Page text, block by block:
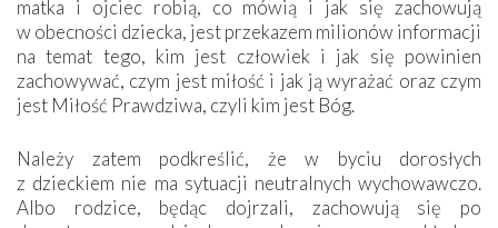
matka i ojciec robią, co mówią i jak się zachowują
w obecności dziecka, jest przekazem milionów informacji
na temat tego, kim jest człowiek i jak się powinien
zachowywać, czym jest miłość i jak ją wyrażać oraz czym
jest Miłość Prawdziwa, czyli kim jest Bóg.
Należy zatem podkreślić, że w byciu dorosłych
z dzieckiem nie ma sytuacji neutralnych wychowawczo.
Albo rodzice, będąc dojrzali, zachowują się po